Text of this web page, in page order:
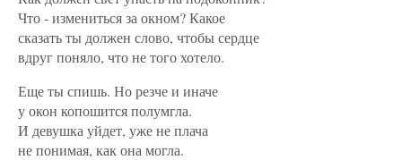
Что - измениться за окном? Какое
сказать ты должен слово, чтобы сердце
вдруг поняло, что не того хотело.
Еще ты спишь. Но резче и иначе
у окон копошится полумгла.
И девушка уйдет, уже не плача
не понимая, как она могла.